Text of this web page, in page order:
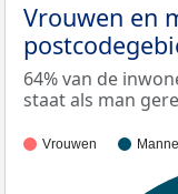
Vrouwen en
64% van de
staat als man
Vrouwen